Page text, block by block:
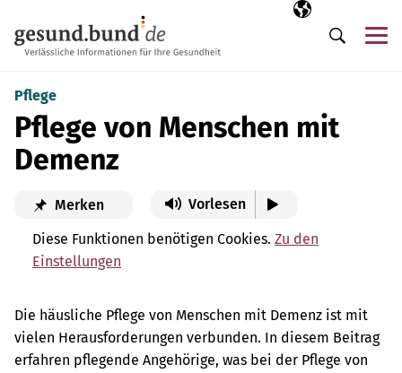
Ausgewählte
DE
Suche
Pflege
Pflege von Menschen mit
Demenz
Merken Vorlesen
Diese Funktionen benötigen Cookies. Zu den
Einstellungen
Die häusliche Pflege von Menschen mit Demenz ist mit
vielen Herausforderungen verbunden. In diesem Beitrag
erfahren pflegende Angehörige, was bei der Pflege von